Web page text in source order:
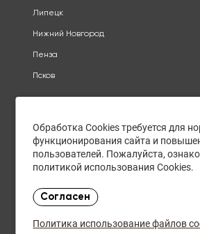
Липецк
Нижний Новгород
Пенза
Псков
КАТАЛОГ
БРЕНДЫ
ОТЗЫВЫ
КОНТАКТЫ
Обработка Cookies требуется для
функционирования сайта и
пользователей. Пожалуйста,
политикой использования Cookies.
Согласен
Политика использование файлов